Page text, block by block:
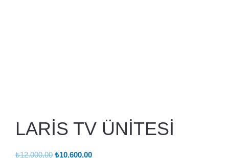
LARİS TV ÜNİTESİ
₺12.000,00 Orijinal
₺10.600,00Şu